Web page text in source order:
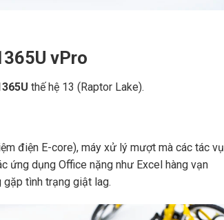
vPro
thế hệ 13 (Raptor Lake).
điện E-core), máy xử lý mượt mà các tác vụ
ứng dụng Office nặng như Excel hàng vạn
tình trạng giật lag.